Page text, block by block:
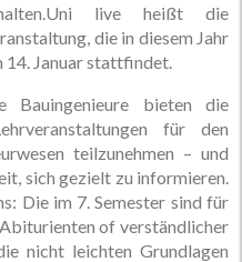
live heißt die
die in diesem Jahr
14. Januar stattfindet.
Bauingenieure bieten die
für den
teilzunehmen – und
sich gezielt zu informieren.
Die im 7. Semester sind für
of verständlicher
nicht leichten Grundlagen